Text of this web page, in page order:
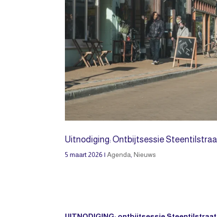
Uitnodiging: Ontbijtsessie
5 maart 2026 |Agenda ,Nieuws